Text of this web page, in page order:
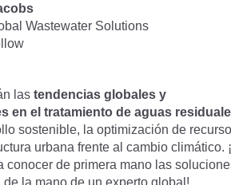
Wastewater Solutions
las tendencias globales y
en el tratamiento de aguas
sostenible, la optimización de
urbana frente al cambio climático.
conocer de primera mano las
la mano de un experto global!